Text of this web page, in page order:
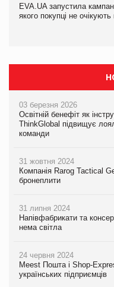
EVA.UA запустила
якого покупці не
05.08.2026
Мережа супермаркетів
03 березня 2026
Освітній бенефіт як
ThinkGlobal підвищує
команди
31 жовтня 2024
Компанія Rarog Tactical
бронеплити
31 липня 2024
Напівфабрикати та
нема світла
24 червня 2024
Meest Пошта і Shop-
українських підприємців